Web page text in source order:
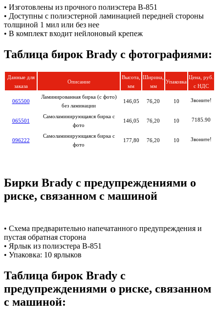
• Изготовлены из прочного полиэстера B-851
• Доступны с полиэстерной ламинацией передней стороны
толщиной 1 мил или без нее
• В комплект входит нейлоновый крепеж
Таблица бирок Brady с фотографиями:
Данные для
заказа
Описание
Высота,
мм
Ширина,
мм
Упаковка
Цена, руб.
с НДС
065500
Ламинированная бирка (с фото)
без ламинации
146,05 76,20 10 Звоните!
065501
Самоламинирующаяся бирка с
фото
146,05 76,20 10 7185.90
096222
Самоламинирующаяся бирка с
фото
177,80 76,20 10 Звоните!
Бирки Brady с предупреждениями о
риске, связанном с машиной
• Схема предварительно напечатанного предупреждения и
пустая обратная сторона
• Ярлык из полиэстера B-851
• Упаковка: 10 ярлыков
Таблица бирок Brady с
предупреждениями о риске, связанном
с машиной: